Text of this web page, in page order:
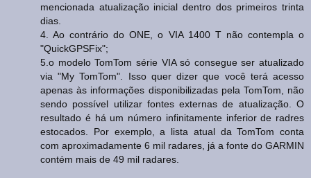
mencionada atualização inicial dentro dos primeiros trinta
dias.
4. Ao contrário do ONE, o VIA 1400 T não contempla o
"QuickGPSFix";
5.o modelo TomTom série VIA só consegue ser atualizado
via "My TomTom". Isso quer dizer que você terá acesso
apenas às informações disponibilizadas pela TomTom, não
sendo possível utilizar fontes externas de atualização. O
resultado é há um número infinitamente inferior de radres
estocados. Por exemplo, a lista atual da TomTom conta
com aproximadamente 6 mil radares, já a fonte do GARMIN
contém mais de 49 mil radares.